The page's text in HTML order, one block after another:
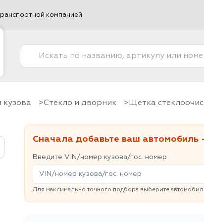
компанией
кузова Стекло и дворник Щетка
Сначала добавьте ваш автомобиль
Введите VIN/номер кузова/гос. номер
Для максимально точного подбора выберите